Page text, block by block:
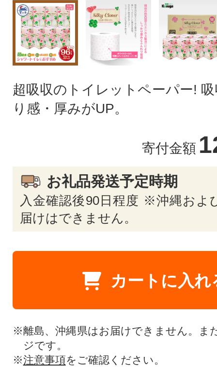
超吸収のトイレットペーパー!
り感・厚みがUP。
寄付金額
お礼品発送予定時期
入金確認後90日程度 ※沖縄およ
届けはできません。
カートに入れ
※離島、沖縄県はお届けできません。ま
ジです。
※注意事項をご確認ください。